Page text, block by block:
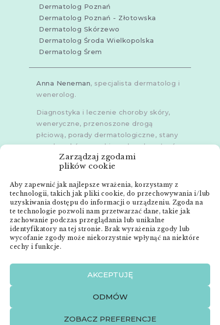
Zarządzaj zgodami
plików cookie
Aby zapewnić jak najlepsze wrażenia, korzystamy z
technologii, takich jak pliki cookie, do przechowywania i/lub
uzyskiwania dostępu do informacji o urządzeniu. Zgoda na
te technologie pozwoli nam przetwarzać dane, takie jak
zachowanie podczas przeglądania lub unikalne
identyfikatory na tej stronie. Brak wyrażenia zgody lub
wycofanie zgody może niekorzystnie wpłynąć na niektóre
cechy i funkcje.
AKCEPTUJĘ
ODMÓW
ZOBACZ PREFERENCJE
Dermatolog Poznań
Dermatolog Poznań - Złotowska
Dermatolog Skórzewo
Dermatolog Środa Wielkopolska
Dermatolog Śrem
Anna Neneman, specjalista dermatolog i
wenerolog.
Diagnostyka i leczenie choroby skóry,
weneryczne, przenoszone drogą
płciową, porady dermatologiczne, stany
zapalne skóry, grzybice, choroby włosów,
dermoskopia, trichoskopia, u dorosłych i
dzieci.
Gabinety wPoznaniu,Poznaniu -
Złotowska,Skórzewie,Środzie
WielkopolskiejiŚremie
Menu:
Strona główna
Anna Neneman – ZnanyLekarz.pl